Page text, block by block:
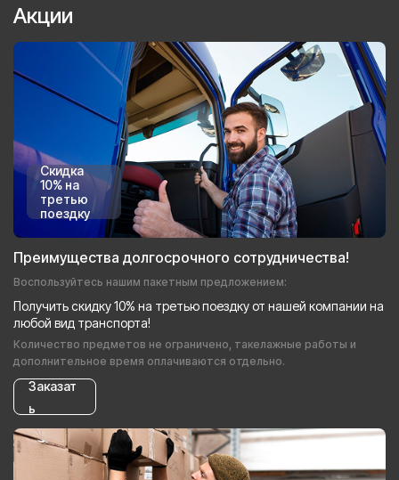
Акции
Скидка
10% на
третью
поездку
Преимущества долгосрочного сотрудничества!
Воспользуйтесь нашим пакетным предложением:
Получить скидку 10% на третью поездку от нашей компании на
любой вид транспорта!
Количество предметов не ограничено, такелажные работы и
дополнительное время оплачиваются отдельно.
Заказат
ь